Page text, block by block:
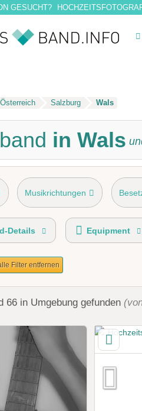
GESUCHT?
Österreich Salzburg Wals
in Wals
Musikrichtungen
Liederwunsch aus Mappe
Details Equipment
Filter entfernen
66 in Umgebung gefunden